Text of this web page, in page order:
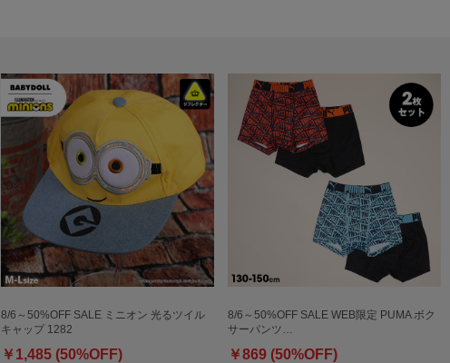
8/6～50%OFF SALE ミニオン 光るツイル
キャップ 1282
￥1,485 (50%OFF)
8/6～50%OFF SALE WEB限定 PUMA ボク
サーパンツ…
￥869 (50%OFF)